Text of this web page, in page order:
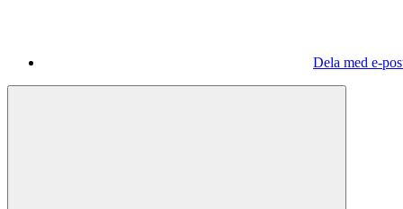
Dela med e-